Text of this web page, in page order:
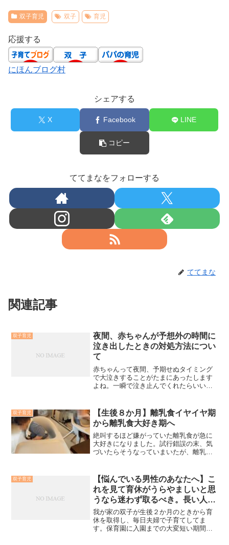
双子育児 双子 育児
応援する
にほんブログ村
シェアする
X Facebook LINE
コピー
ててまなをフォローする
ててまな
関連記事
双子育児
夜間、赤ちゃんが予想外の時間に
泣き出したときの対処方法につい
て
赤ちゃんって夜間、予期せぬタイミング
で大泣きすることがたまにあったします
よね。一瞬で泣き止んでくれたらいいの
プに陥ったとき、僕はどうしたらいいか
わからなくなり、思考が停止し、ただた
だ「泣いているなあ」と眺めてしまい、
妻に助けてもらうことが何度かありまし
た。また我が家は双子のため、ぐっすり
寝ているもう片方が、となりの突然の大
あるんですよね。妻に予期せぬタイミン
グでの大泣きが起こった際の対処方法を
教えてもらったので、その方法とその方
法がうまくいかなかったときの代替方法
を本記事で紹介します。
双子育児
【生後８か月】離乳食イヤイヤ期
から離乳食大好き期へ
絶叫するほど嫌がっていた離乳食が急に
大好きになりました。試行錯誤の末、気
づいたらそうなっていまいたが、離乳食
家の子たちは離乳食が大好きになりすぎ
て、生後８か月なのにすでに朝昼晩の３
回、食べるようになりました。（正確に
は晩はミルクだけだと、絶叫するほど嫌
がるようになりました。）
双子育児
【悩んでいる男性のあなたへ】こ
れを見て育休がうらやましいと思
うなら迷わず取るべき。長い人生
で一瞬で過ぎ去る乳児期間を見逃
さないために。
我が家の双子が生後２か月のときから育
休を取得し、毎日夫婦で子育てしてま
す。保育園に入園までの大変短い期間で